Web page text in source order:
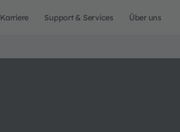
Karriere Support & Services Über uns